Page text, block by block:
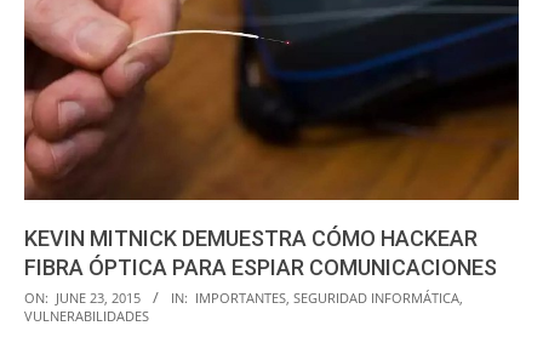
KEVIN MITNICK DEMUESTRA CÓMO HACKEAR
FIBRA ÓPTICA PARA ESPIAR COMUNICACIONES
2015-
06-
ON: JUNE 23, 2015 IN: IMPORTANTES SEGURIDAD INFORMÁTICA
VULNERABILIDADES